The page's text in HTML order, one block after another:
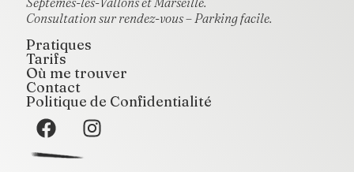
Consultation sur rendez-vous – Parking facile.
Pratiques
Tarifs
Où me trouver
Contact
Politique de Confidentialité